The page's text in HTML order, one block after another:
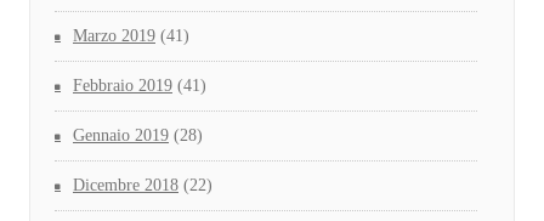
Marzo 2019 (41)
Febbraio 2019 (41)
Gennaio 2019 (28)
Dicembre 2018 (22)